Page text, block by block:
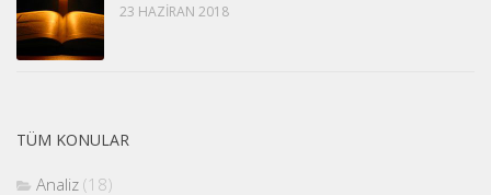
23 HAZIRAN 2018
TÜM KONULAR
Analiz (18)